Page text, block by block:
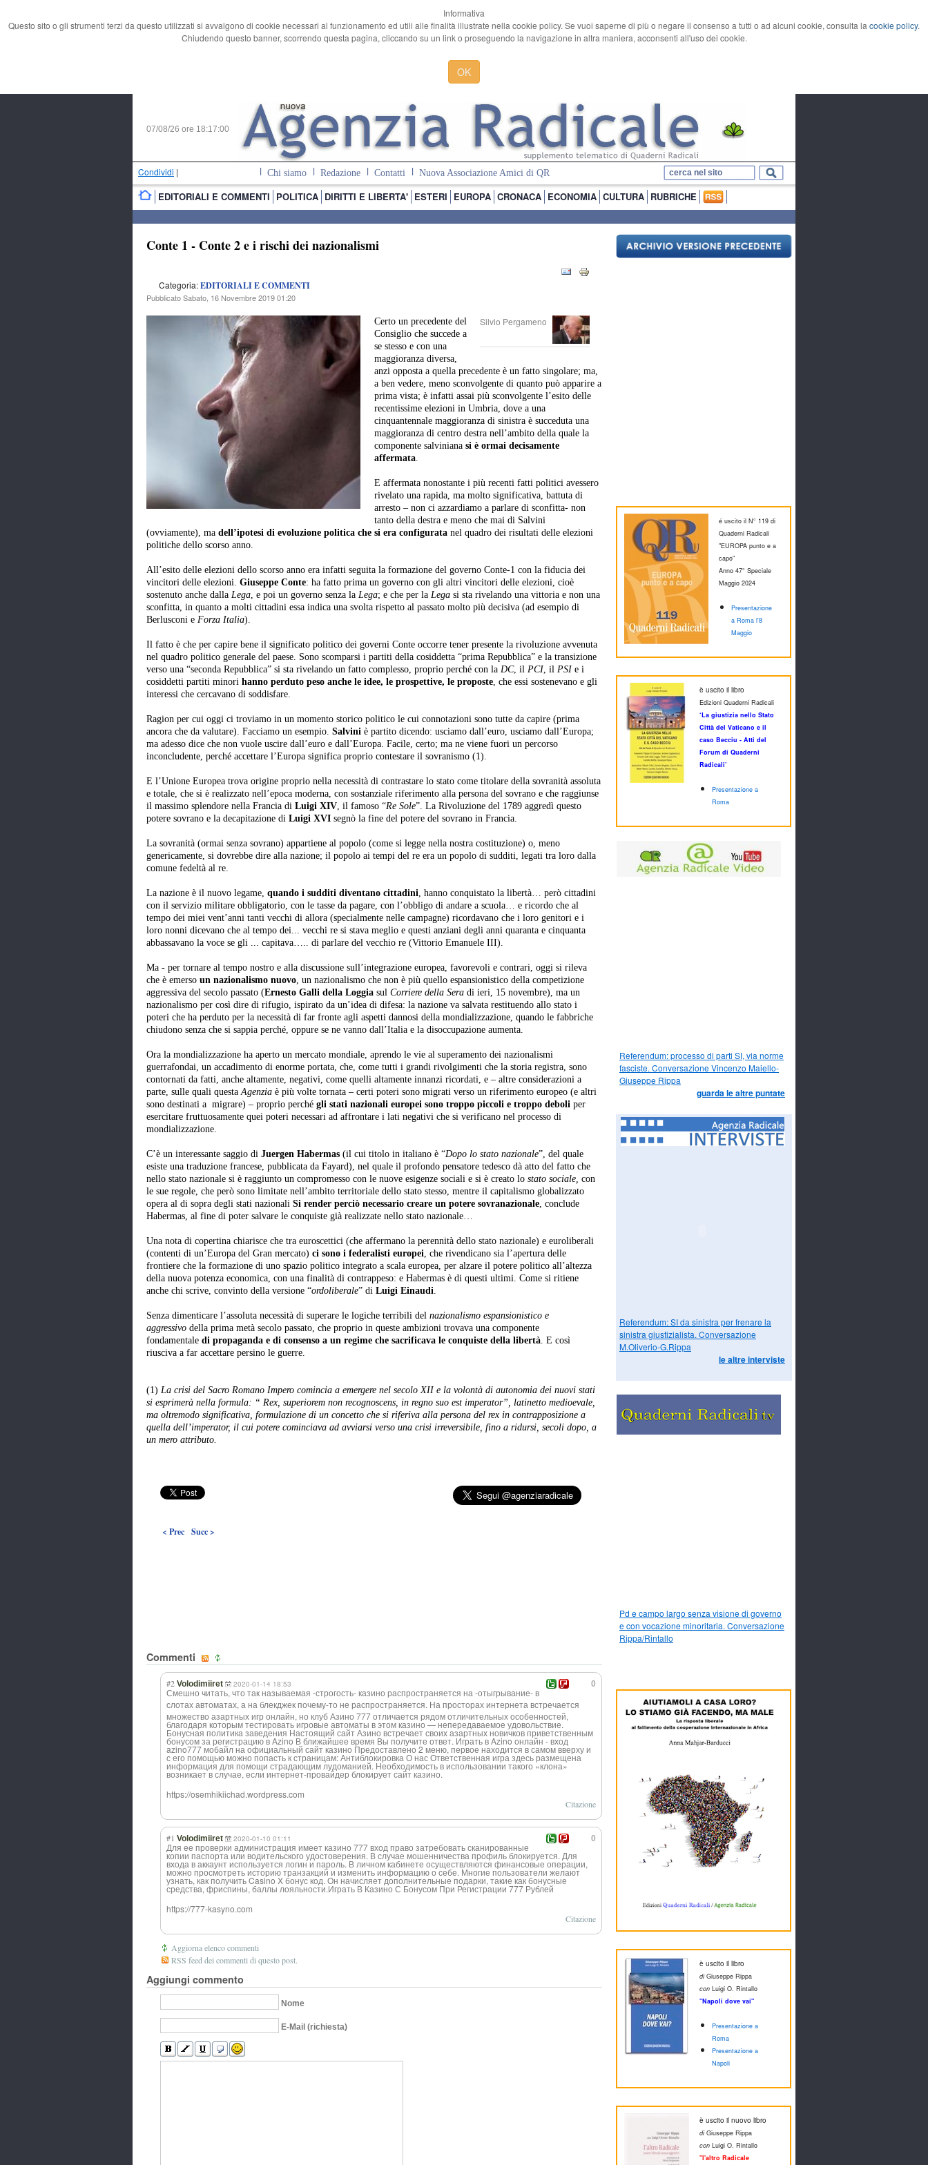
Informativa
Questo sito o gli strumenti terzi da questo utilizzati si avvalgono di cookie necessari al funzionamento ed utili alle finalità illustrate nella cookie policy. Se vuoi saperne di più o negare il consenso a tutti o ad alcuni cookie, consulta la cookie policy.
Chiudendo questo banner, scorrendo questa pagina, cliccando su un link o proseguendo la navigazione in altra maniera, acconsenti all'uso dei cookie.
OK
07/08/26 ore 18:17:01
Condividi | Chi siamo Redazione Contatti Nuova Associazione Amici di QR
EDITORIALI E COMMENTI POLITICA DIRITTI E LIBERTA' ESTERI EUROPA CRONACA ECONOMIA CULTURA RUBRICHE
Conte 1 - Conte 2 e i rischi dei nazionalismi
Categoria:EDITORIALI E COMMENTI
Pubblicato Sabato, 16 Novembre 2019 01:20
Silvio Pergameno
Certo un precedente del
Consiglio che succede a
se stesso e con una
maggioranza diversa,
anzi opposta a quella precedente è un fatto singolare; ma,
a ben vedere, meno sconvolgente di quanto può apparire a
prima vista; è infatti assai più sconvolgente l’esito delle
recentissime elezioni in Umbria, dove a una
cinquantennale maggioranza di sinistra è succeduta una
maggioranza di centro destra nell’ambito della quale la
componente salviniana si è ormai decisamente
affermata.
E affermata nonostante i più recenti fatti politici avessero
rivelato una rapida, ma molto significativa, battuta di
arresto – non ci azzardiamo a parlare di sconfitta- non
tanto della destra e meno che mai di Salvini
(ovviamente), ma dell’ipotesi di evoluzione politica che si era configurata nel quadro dei risultati delle elezioni
politiche dello scorso anno.
All’esito delle elezioni dello scorso anno era infatti seguita la formazione del governo Conte-1 con la fiducia dei
vincitori delle elezioni. Giuseppe Conte: ha fatto prima un governo con gli altri vincitori delle elezioni, cioè
sostenuto anche dalla Lega, e poi un governo senza la Lega; e che per la Lega si sta rivelando una vittoria e non una
sconfitta, in quanto a molti cittadini essa indica una svolta rispetto al passato molto più decisiva (ad esempio di
Berlusconi e Forza Italia).
Il fatto è che per capire bene il significato politico dei governi Conte occorre tener presente la rivoluzione avvenuta
nel quadro politico generale del paese. Sono scomparsi i partiti della cosiddetta “prima Repubblica” e la transizione
verso una “seconda Repubblica” si sta rivelando un fatto complesso, proprio perché con la DC, il PCI, il PSI e i
cosiddetti partiti minori hanno perduto peso anche le idee, le prospettive, le proposte, che essi sostenevano e gli
interessi che cercavano di soddisfare.
Ragion per cui oggi ci troviamo in un momento storico politico le cui connotazioni sono tutte da capire (prima
ancora che da valutare). Facciamo un esempio. Salvini è partito dicendo: usciamo dall’euro, usciamo dall’Europa;
ma adesso dice che non vuole uscire dall’euro e dall’Europa. Facile, certo; ma ne viene fuori un percorso
inconcludente, perché accettare l’Europa significa proprio contestare il sovranismo (1).
E l’Unione Europea trova origine proprio nella necessità di contrastare lo stato come titolare della sovranità assoluta
e totale, che si è realizzato nell’epoca moderna, con sostanziale riferimento alla persona del sovrano e che raggiunse
il massimo splendore nella Francia di Luigi XIV, il famoso “Re Sole”. La Rivoluzione del 1789 aggredì questo
potere sovrano e la decapitazione di Luigi XVI segnò la fine del potere del sovrano in Francia.
La sovranità (ormai senza sovrano) appartiene al popolo (come si legge nella nostra costituzione) o, meno
genericamente, si dovrebbe dire alla nazione; il popolo ai tempi del re era un popolo di sudditi, legati tra loro dalla
comune fedeltà al re.
La nazione è il nuovo legame, quando i sudditi diventano cittadini, hanno conquistato la libertà… però cittadini
con il servizio militare obbligatorio, con le tasse da pagare, con l’obbligo di andare a scuola… e ricordo che al
tempo dei miei vent’anni tanti vecchi di allora (specialmente nelle campagne) ricordavano che i loro genitori e i
loro nonni dicevano che al tempo dei... vecchi re si stava meglio e questi anziani degli anni quaranta e cinquanta
abbassavano la voce se gli ... capitava….. di parlare del vecchio re (Vittorio Emanuele III).
Ma - per tornare al tempo nostro e alla discussione sull’integrazione europea, favorevoli e contrari, oggi si rileva
che è emerso un nazionalismo nuovo, un nazionalismo che non è più quello espansionistico della competizione
aggressiva del secolo passato (Ernesto Galli della Loggia sul Corriere della Sera di ieri, 15 novembre), ma un
nazionalismo per così dire di rifugio, ispirato da un’idea di difesa: la nazione va salvata restituendo allo stato i
poteri che ha perduto per la necessità di far fronte agli aspetti dannosi della mondializzazione, quando le fabbriche
chiudono senza che si sappia perché, oppure se ne vanno dall’Italia e la disoccupazione aumenta.
Ora la mondializzazione ha aperto un mercato mondiale, aprendo le vie al superamento dei nazionalismi
guerrafondai, un accadimento di enorme portata, che, come tutti i grandi rivolgimenti che la storia registra, sono
contornati da fatti, anche altamente, negativi, come quelli altamente innanzi ricordati, e – altre considerazioni a
parte, sulle quali questaAgenzia è più volte tornata – certi poteri sono migrati verso un riferimento europeo (e altri
sono destinati a migrare) – proprio perché gli stati nazionali europei sono troppo piccoli e troppo deboli per
esercitare fruttuosamente quei poteri necessari ad affrontare i lati negativi che si verificano nel processo di
mondializzazione.
C’è un interessante saggio di Juergen Habermas (il cui titolo in italiano è “Dopo lo stato nazionale”, del quale
esiste una traduzione francese, pubblicata da Fayard), nel quale il profondo pensatore tedesco dà atto del fatto che
nello stato nazionale si è raggiunto un compromesso con le nuove esigenze sociali e si è creato lo stato sociale, con
le sue regole, che però sono limitate nell’ambito territoriale dello stato stesso, mentre il capitalismo globalizzato
opera al di sopra degli stati nazionali Si render perciò necessario creare un potere sovranazionale, conclude
Habermas, al fine di poter salvare le conquiste già realizzate nello stato nazionale…
Una nota di copertina chiarisce che tra euroscettici (che affermano la perennità dello stato nazionale) e euroliberali
(contenti di un’Europa del Gran mercato) ci sono i federalisti europei, che rivendicano sia l’apertura delle
frontiere che la formazione di uno spazio politico integrato a scala europea, per alzare il potere politico all’altezza
della nuova potenza economica, con una finalità di contrappeso: e Habermas è di questi ultimi. Come si ritiene
anche chi scrive, convinto della versione “ordoliberale” di Luigi Einaudi.
Senza dimenticare l’assoluta necessità di superare le logiche terribili del nazionalismo espansionistico e
aggressivo della prima metà secolo passato, che proprio in queste ambizioni trovava una componente
fondamentale di propaganda e di consenso a un regime che sacrificava le conquiste della libertà. E così
riusciva a far accettare persino le guerre.
(1) La crisi del Sacro Romano Impero comincia a emergere nel secolo XII e la volontà di autonomia dei nuovi stati
si esprimerà nella formula: “ Rex, superiorem non recognoscens, in regno suo est imperator”, latinetto medioevale,
ma oltremodo significativa, formulazione di un concetto che si riferiva alla persona del rex in contrapposizione a
quella dell’imperator, il cui potere cominciava ad avviarsi verso una crisi irreversibile, fino a ridursi, secoli dopo, a
un mero attributo.
< Prec Succ >
Commenti
0
#2 Volodimiiret 2020-01-14 18:53
Смешно читать, что так называемая -строгость- казино распространяется на -отыгрывание- в
слотах автоматах, а на блекджек почему-то не распространяется. На просторах интернета встречается
множество азартных игр онлайн, но клуб Азино 777 отличается рядом отличительных особенностей,
благодаря которым тестировать игровые автоматы в этом казино — непередаваемое удовольствие.
Бонусная политика заведения Настоящий сайт Азино встречает своих азартных новичков приветственным
бонусом за регистрацию в Azino В ближайшее время Вы получите ответ. Играть в Azino онлайн - вход
azino777 мобайл на официальный сайт казино Предоставлено 2 меню, первое находится в самом вверху и
с его помощью можно попасть к страницам: Антиблокировка О нас Ответственная игра здесь размещена
информация для помощи страдающим лудоманией. Необходимость в использовании такого «клона»
возникает в случае, если интернет-провайдер блокирует сайт казино.
https://osemhikiichad.wordpress.com
Citazione
0
#1 Volodimiiret 2020-01-10 01:11
Для ее проверки администрация имеет казино 777 вход право затребовать сканированные
копии паспорта или водительского удостоверения. В случае мошенничества профиль блокируется. Для
входа в аккаунт используется логин и пароль. В личном кабинете осуществляются финансовые операции,
можно просмотреть историю транзакций и изменить информацию о себе. Многие пользователи желают
узнать, как получить Casino X бонус код. Он начисляет дополнительные подарки, такие как бонусные
средства, фриспины, баллы лояльности.Играть В Казино С Бонусом При Регистрации 777 Рублей
https://777-kasyno.com
Citazione
Aggiorna elenco commenti
RSS feed dei commenti di questo post.
Aggiungi commento
Nome
E-Mail (richiesta)
é uscito il N° 119 di
Quaderni Radicali
"EUROPA punto e a
capo"
Anno 47° Speciale
Maggio 2024
Presentazione
a Roma l'8
Maggio
è uscito il libro
Edizioni Quaderni Radicali
‘La giustizia nello Stato
Città del Vaticano e il
caso Becciu - Atti del
Forum di Quaderni
Radicali’
Presentazione a
Roma
Referendum: processo di parti SI, via norme
fasciste. Conversazione Vincenzo Maiello-
Giuseppe Rippa
guarda le altre puntate
Referendum: SI da sinistra per frenare la
sinistra giustizialista. Conversazione
M.Oliverio-G.Rippa
le altre interviste
Pd e campo largo senza visione di governo
e con vocazione minoritaria. Conversazione
Rippa/Rintallo
è uscito il libro
diGiuseppe Rippa
con Luigi O. Rintallo
"Napoli dove vai"
Presentazione a
Roma
Presentazione a
Napoli
è uscito il nuovo libro
diGiuseppe Rippa
con Luigi O. Rintallo
"l'altro Radicale